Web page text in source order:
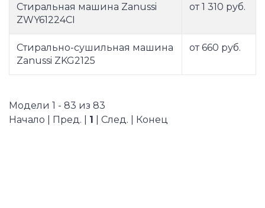
Стиральная машина Zanussi
ZWY61224CI
от 1 310 руб.
Стирально-сушильная машина
Zanussi ZKG2125
от 660 руб.
Модели 1 - 83 из 83
Начало | Пред. | 1 | След. | Конец